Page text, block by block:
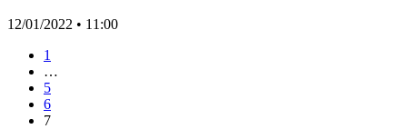
12/01/2022 • 11:00
1
…
5
6
7